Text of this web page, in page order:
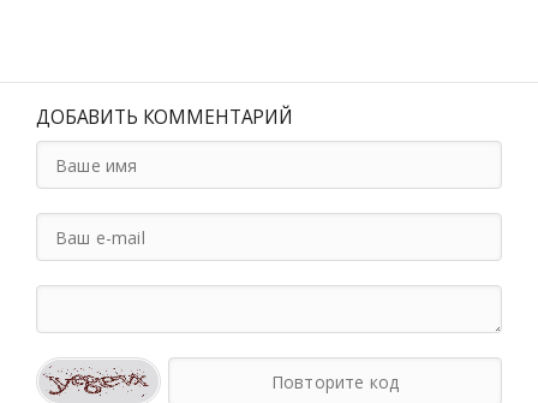
ДОБАВИТЬ КОММЕНТАРИЙ